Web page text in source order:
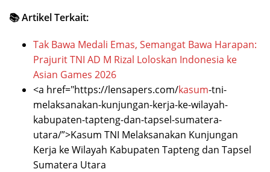
📚 Artikel Terkait:
Tak Bawa Medali Emas, Semangat Bawa Harapan:
Prajurit TNI AD M Rizal Loloskan Indonesia ke
Asian Games 2026
<a href="https://lensapers.com/kasum-tni-
melaksanakan-kunjungan-kerja-ke-wilayah-
kabupaten-tapteng-dan-tapsel-sumatera-
utara/”>Kasum TNI Melaksanakan Kunjungan
Kerja ke Wilayah Kabupaten Tapteng dan Tapsel
Sumatera Utara